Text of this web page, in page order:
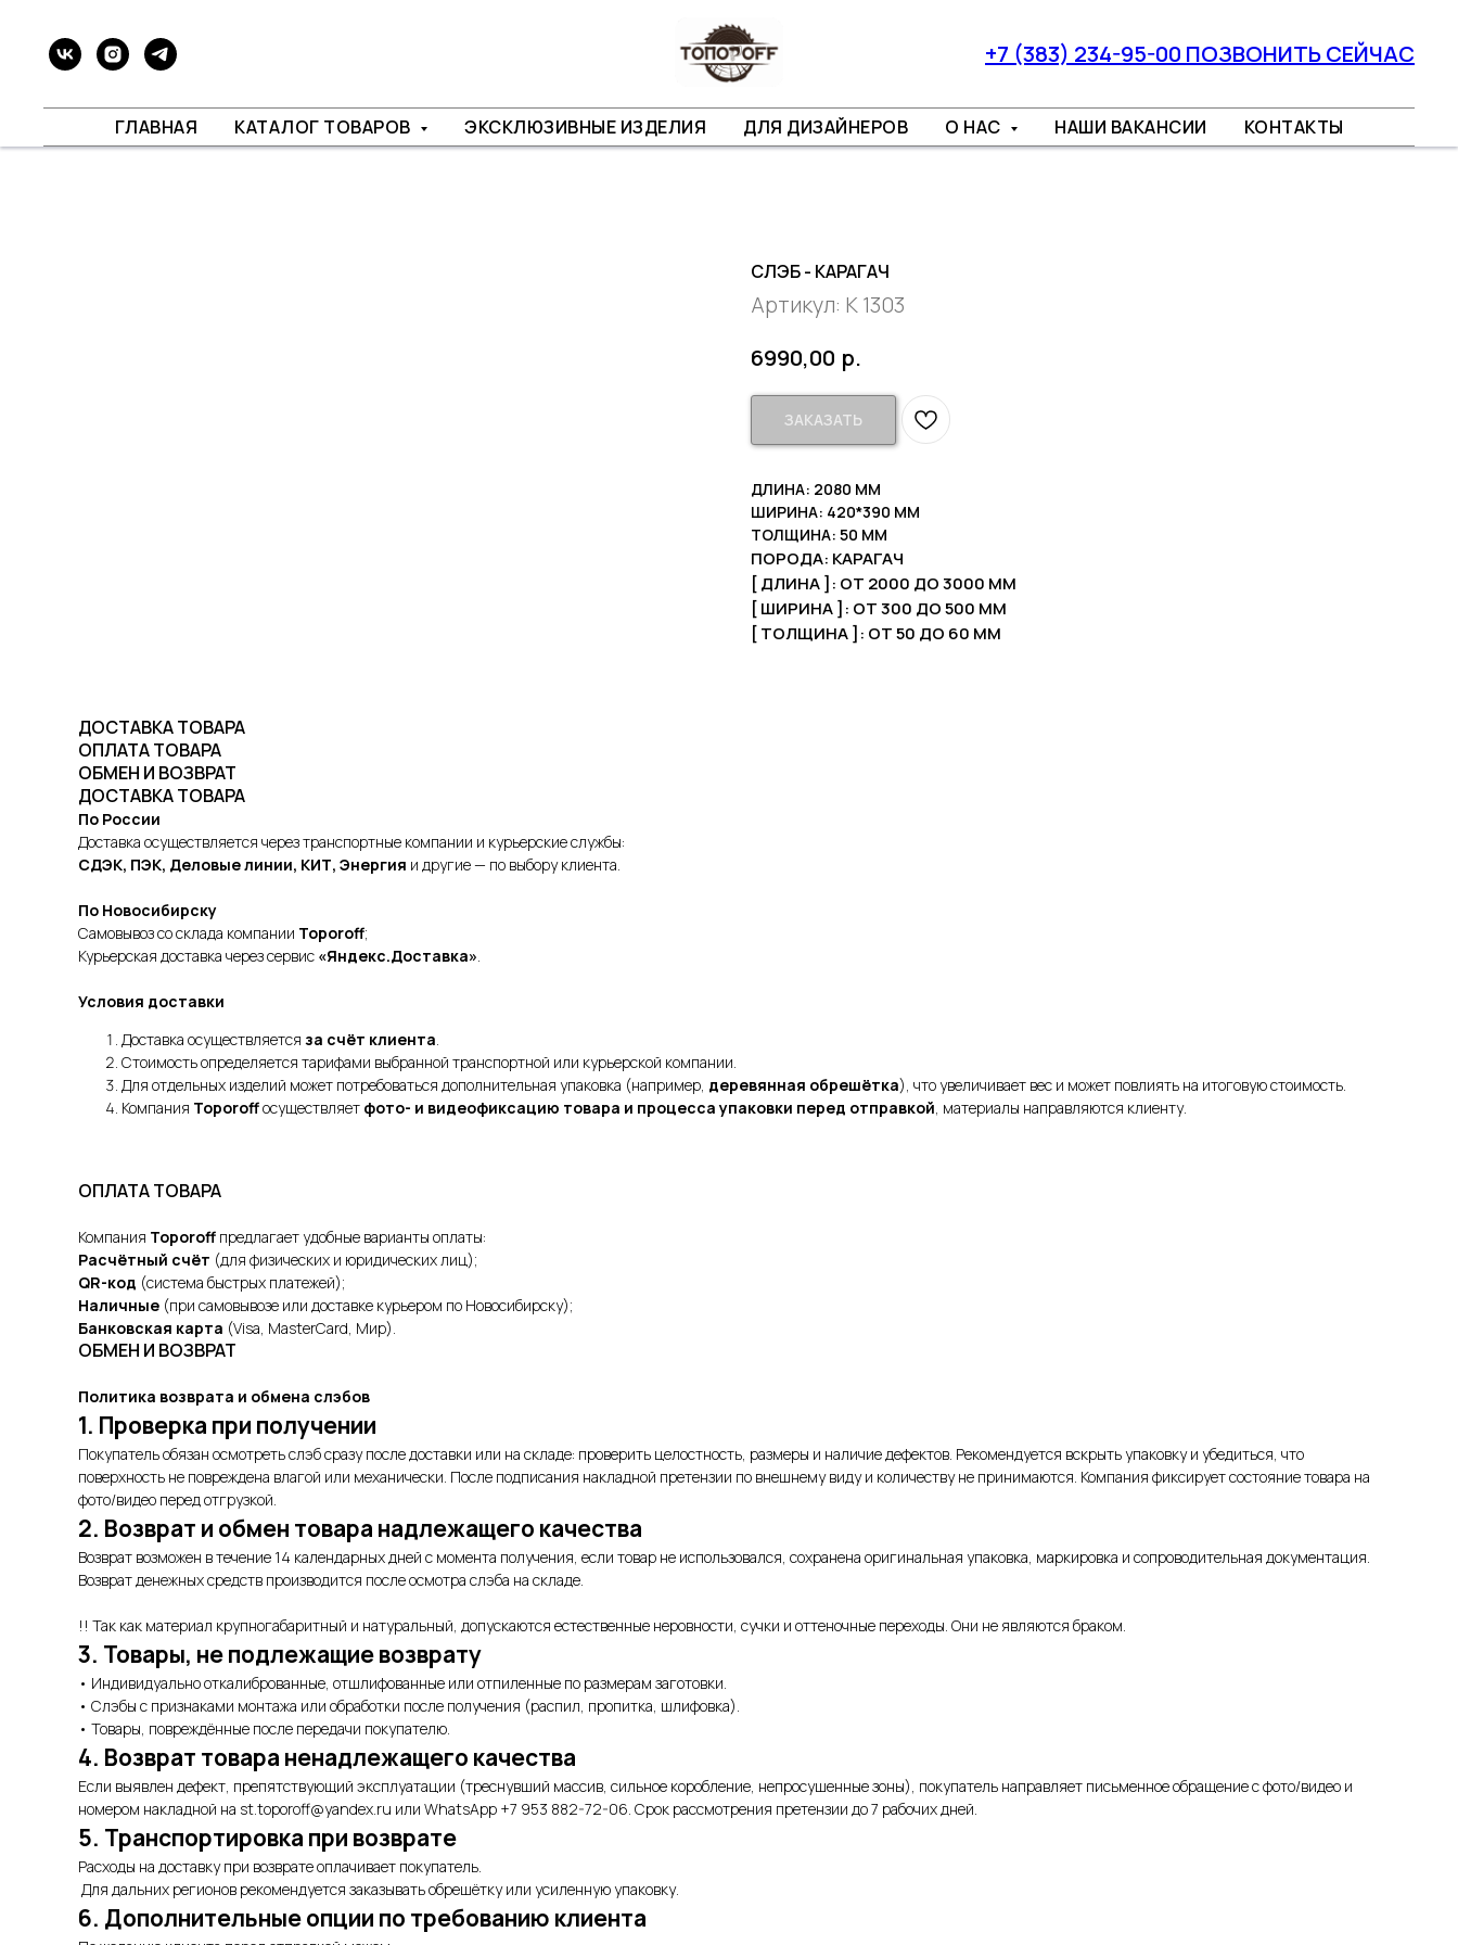
+7 (383) 234-95-00 ПОЗВОНИТЬ СЕЙЧАС
ГЛАВНАЯ КАТАЛОГ ТОВАРОВ ЭКСКЛЮЗИВНЫЕ ИЗДЕЛИЯ ДЛЯ ДИЗАЙНЕРОВ О НАС НАШИ ВАКАНСИИ КОНТАКТЫ
СЛЭБ - КАРАГАЧ
Артикул: К 1303
6990,00 р.
ЗАКАЗАТЬ
ДЛИНА: 2080 ММ
ШИРИНА: 420*390 ММ
ТОЛЩИНА: 50 ММ
ПОРОДА: КАРАГАЧ
[ ДЛИНА ]: ОТ 2000 ДО 3000 ММ
[ ШИРИНА ]: ОТ 300 ДО 500 ММ
[ ТОЛЩИНА ]: ОТ 50 ДО 60 ММ
ДОСТАВКА ТОВАРА
ОПЛАТА ТОВАРА
ОБМЕН И ВОЗВРАТ
ДОСТАВКА ТОВАРА
По России
Доставка осуществляется через транспортные компании и курьерские службы:
СДЭК, ПЭК, Деловые линии, КИТ, Энергия и другие — по выбору клиента.
По Новосибирску
Самовывоз со склада компании Toporoff;
Курьерская доставка через сервис «Яндекс.Доставка».
Условия доставки
Доставка осуществляется за счёт клиента.
Стоимость определяется тарифами выбранной транспортной или курьерской компании.
Для отдельных изделий может потребоваться дополнительная упаковка (например, деревянная обрешётка), что увеличивает вес и может повлиять на итоговую стоимость.
Компания Toporoffосуществляет фото- и видеофиксацию товара и процесса упаковки перед отправкой, материалы направляются клиенту.
ОПЛАТА ТОВАРА
Компания Toporoff предлагает удобные варианты оплаты:
Расчётный счёт (для физических и юридических лиц);
QR-код (система быстрых платежей);
Наличные (при самовывозе или доставке курьером по Новосибирску);
Банковская карта (Visa, MasterCard, Мир).
ОБМЕН И ВОЗВРАТ
Политика возврата и обмена слэбов
1. Проверка при получении
Покупатель обязан осмотреть слэб сразу после доставки или на складе: проверить целостность, размеры и наличие дефектов. Рекомендуется вскрыть упаковку и убедиться, что
поверхность не повреждена влагой или механически. После подписания накладной претензии по внешнему виду и количеству не принимаются. Компания фиксирует состояние товара на
фото/видео перед отгрузкой.
2. Возврат и обмен товара надлежащего качества
Возврат возможен в течение 14 календарных дней с момента получения, если товар не использовался, сохранена оригинальная упаковка, маркировка и сопроводительная документация.
Возврат денежных средств производится после осмотра слэба на складе.
!! Так как материал крупногабаритный и натуральный, допускаются естественные неровности, сучки и оттеночные переходы. Они не являются браком.
3. Товары, не подлежащие возврату
• Индивидуально откалиброванные, отшлифованные или отпиленные по размерам заготовки.
• Слэбы с признаками монтажа или обработки после получения (распил, пропитка, шлифовка).
• Товары, повреждённые после передачи покупателю.
4. Возврат товара ненадлежащего качества
Если выявлен дефект, препятствующий эксплуатации (треснувший массив, сильное коробление, непросушенные зоны), покупатель направляет письменное обращение с фото/видео и
номером накладной на st.toporoff@yandex.ru или WhatsApp +7 953 882-72-06. Срок рассмотрения претензии до 7 рабочих дней.
5. Транспортировка при возврате
Расходы на доставку при возврате оплачивает покупатель.
Для дальних регионов рекомендуется заказывать обрешётку или усиленную упаковку.
6. Дополнительные опции по требованию клиента